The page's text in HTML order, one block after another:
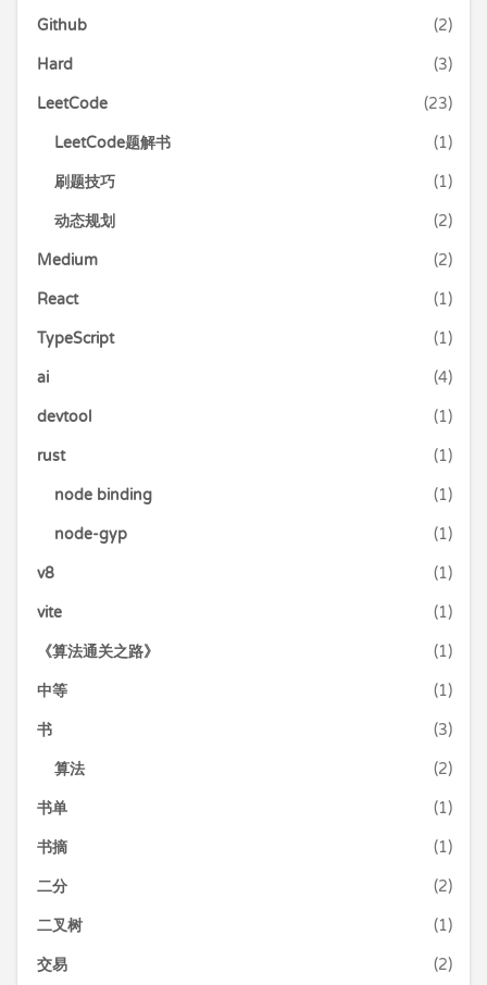
Github (2)
Hard (3)
LeetCode (23)
LeetCode题解书 (1)
刷题技巧 (1)
动态规划 (2)
Medium (2)
React (1)
TypeScript (1)
ai (4)
devtool (1)
rust (1)
node binding (1)
node-gyp (1)
v8 (1)
vite (1)
《算法通关之路》 (1)
中等 (1)
书 (3)
算法 (2)
书单 (1)
书摘 (1)
二分 (2)
二叉树 (1)
交易 (2)